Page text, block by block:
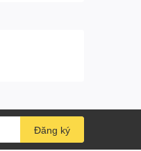
Đăng ký